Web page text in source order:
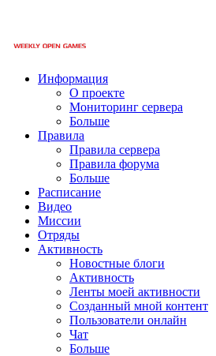
Информация
О проекте
Мониторинг сервера
Больше
Правила
Правила сервера
Правила форума
Больше
Расписание
Видео
Миссии
Отряды
Активность
Новостные блоги
Активность
Ленты моей активности
Созданный мной контент
Пользователи онлайн
Чат
Больше